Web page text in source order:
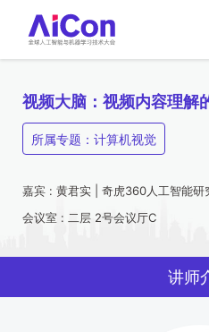
视频大脑：视频内容理解
所属专题：计算机视觉
嘉宾 : 黄君实 | 奇虎360人工智能研
会议室 : 二层 2号会议厅C
讲师